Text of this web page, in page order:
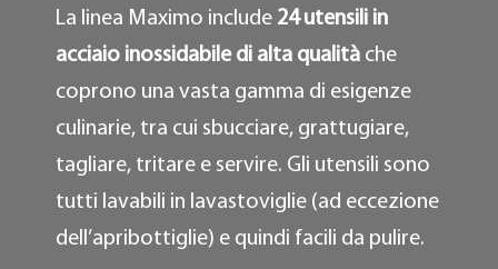
La linea Maximo include 24 utensili in
acciaio inossidabile di alta qualitàche
coprono una vasta gamma di esigenze
culinarie, tra cui sbucciare, grattugiare,
tagliare, tritare e servire. Gli utensili sono
tutti lavabili in lavastoviglie (ad eccezione
dell’apribottiglie) e quindi facili da pulire.